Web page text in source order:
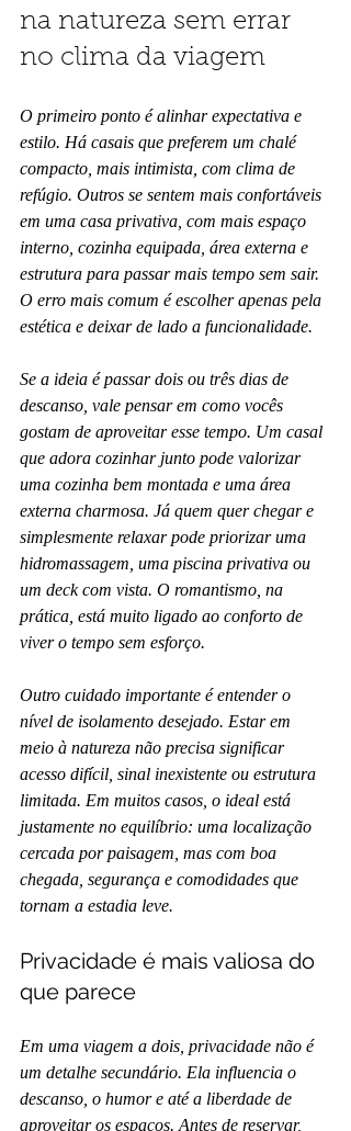
na natureza sem errar
no clima da viagem
O primeiro ponto é alinhar expectativa e
estilo. Há casais que preferem um chalé
compacto, mais intimista, com clima de
refúgio. Outros se sentem mais confortáveis
em uma casa privativa, com mais espaço
interno, cozinha equipada, área externa e
estrutura para passar mais tempo sem sair.
O erro mais comum é escolher apenas pela
estética e deixar de lado a funcionalidade.
Se a ideia é passar dois ou três dias de
descanso, vale pensar em como vocês
gostam de aproveitar esse tempo. Um casal
que adora cozinhar junto pode valorizar
uma cozinha bem montada e uma área
externa charmosa. Já quem quer chegar e
simplesmente relaxar pode priorizar uma
hidromassagem, uma piscina privativa ou
um deck com vista. O romantismo, na
prática, está muito ligado ao conforto de
viver o tempo sem esforço.
Outro cuidado importante é entender o
nível de isolamento desejado. Estar em
meio à natureza não precisa significar
acesso difícil, sinal inexistente ou estrutura
limitada. Em muitos casos, o ideal está
justamente no equilíbrio: uma localização
cercada por paisagem, mas com boa
chegada, segurança e comodidades que
tornam a estadia leve.
Privacidade é mais valiosa do
que parece
Em uma viagem a dois, privacidade não é
um detalhe secundário. Ela influencia o
descanso, o humor e até a liberdade de
aproveitar os espaços. Antes de reservar,